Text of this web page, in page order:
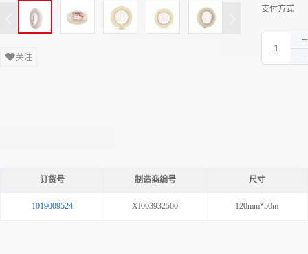
关注
支付方式
订货号 制造商编号 尺寸
1019009524 XI003932500 120mm*50m